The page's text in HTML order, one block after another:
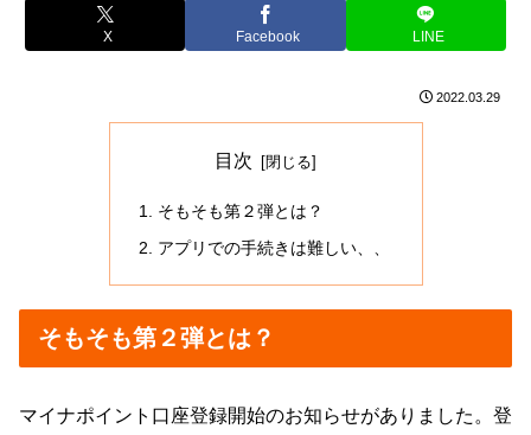
X Facebook LINE
2022.03.29
目次
そもそも第２弾とは？
アプリでの手続きは難しい、、
そもそも第２弾とは？
マイナポイント口座登録開始のお知らせがありました。登